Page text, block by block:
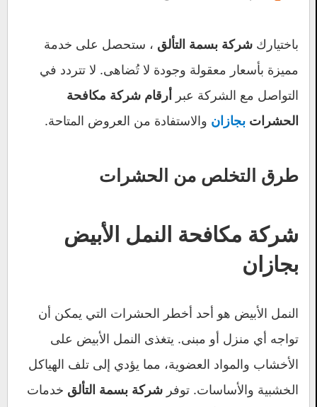
باختيارك شركة بسمة التألق ، ستحصل على خدمة
مميزة بأسعار معقولة وجودة لا تُضاهى. لا تتردد في
التواصل مع الشركة عبر
أرقام شركة مكافحة
الحشرات بجازان والاستفادة من العروض المتاحة.
طرق التخلص من الحشرات
شركة مكافحة النمل الأبيض
بجازان
النمل الأبيض هو أحد أخطر الحشرات التي يمكن أن
تواجه أي منزل أو مبنى. يتغذى النمل الأبيض على
الأخشاب والمواد العضوية، مما يؤدي إلى تلف الهياكل
الخشبية والأساسات. توفر شركة بسمة التألق خدمات